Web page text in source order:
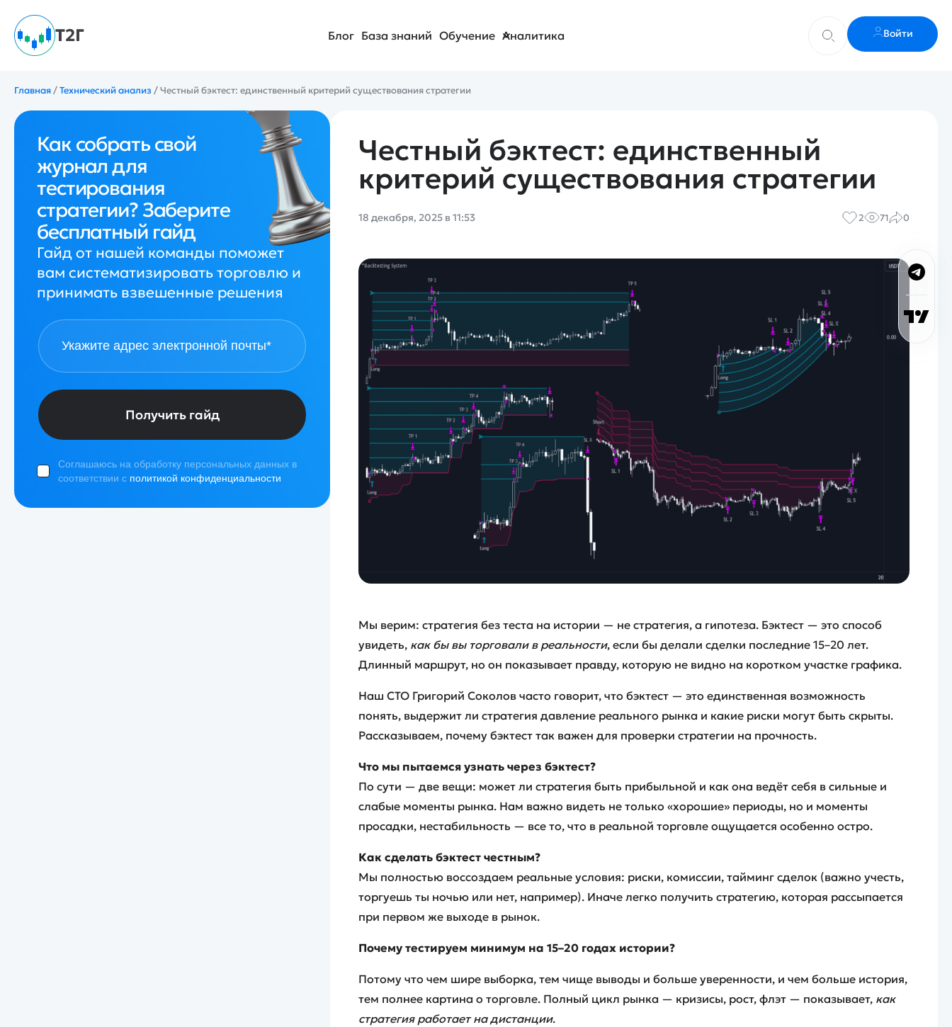
Т2Г Блог База знаний Обучение Аналитика Войти
Главная/Технический анализ /Честный бэктест: единственный критерий существования стратегии
Как собрать свой
журнал для
тестирования
стратегии? Заберите
бесплатный гайд
Гайд от нашей команды поможет
вам систематизировать торговлю и
принимать взвешенные решения
Получить гайд
Соглашаюсь на обработку персональных данных в
соответствии с политикой конфиденциальности
Честный бэктест: единственный
критерий существования стратегии
18 декабря, 2025 в 11:53 2 71 0
Мы верим: стратегия без теста на истории — не стратегия, а гипотеза. Бэктест — это способ
увидеть, как бы вы торговали в реальности, если бы делали сделки последние 15–20 лет.
Длинный маршрут, но он показывает правду, которую не видно на коротком участке графика.
Наш CTO Григорий Соколов часто говорит, что бэктест — это единственная возможность
понять, выдержит ли стратегия давление реального рынка и какие риски могут быть скрыты.
Рассказываем, почему бэктест так важен для проверки стратегии на прочность.
Что мы пытаемся узнать через бэктест?
По сути — две вещи: может ли стратегия быть прибыльной и как она ведёт себя в сильные и
слабые моменты рынка. Нам важно видеть не только «хорошие» периоды, но и моменты
просадки, нестабильность — все то, что в реальной торговле ощущается особенно остро.
Как сделать бэктест честным?
Мы полностью воссоздаем реальные условия: риски, комиссии, тайминг сделок (важно учесть,
торгуешь ты ночью или нет, например). Иначе легко получить стратегию, которая рассыпается
при первом же выходе в рынок.
Почему тестируем минимум на 15–20 годах истории?
Потому что чем шире выборка, тем чище выводы и больше уверенности, и чем больше история,
тем полнее картина о торговле. Полный цикл рынка — кризисы, рост, флэт — показывает, как
стратегия работает на дистанции.